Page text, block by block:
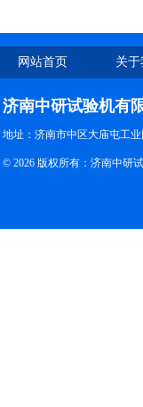
网站首页 关
济南中研试验机有
地址：济南市中区大庙屯工
© 2026 版权所有：济南中研